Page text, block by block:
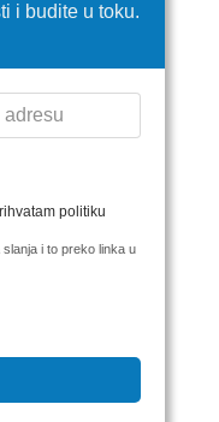
i budite u toku.
politiku
i to preko linka u